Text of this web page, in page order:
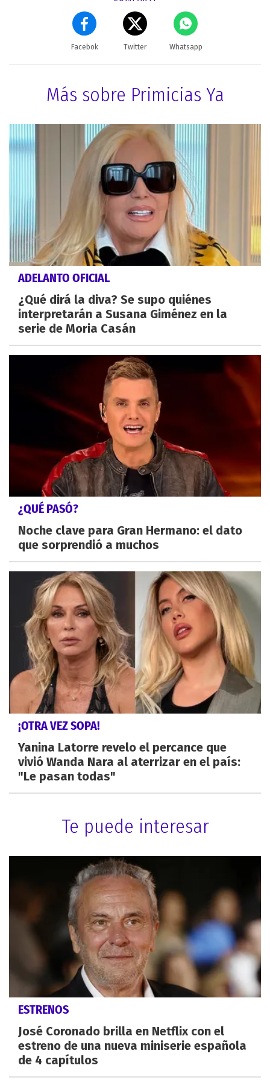
Facebok Twitter Whatsapp
Más sobre Primicias Ya
ADELANTO OFICIAL
¿Qué dirá la diva? Se supo quiénes
interpretarán a Susana Giménez en la
serie de Moria Casán
¿QUÉ PASÓ?
Noche clave para Gran Hermano: el dato
que sorprendió a muchos
¡OTRA VEZ SOPA!
Yanina Latorre revelo el percance que
vivió Wanda Nara al aterrizar en el país:
"Le pasan todas"
Te puede interesar
ESTRENOS
José Coronado brilla en Netflix con el
estreno de una nueva miniserie española
de 4 capítulos